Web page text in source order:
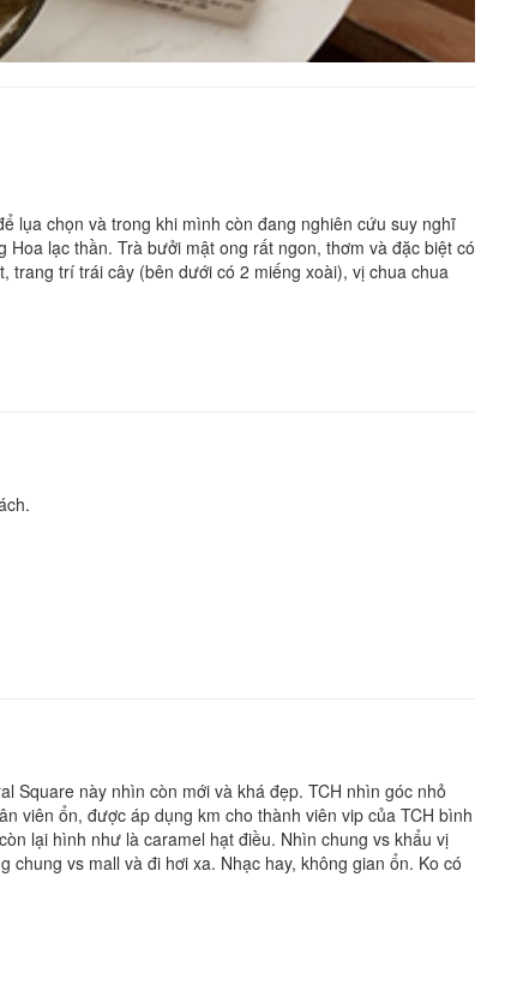
lụa chọn và trong khi mình còn đang nghiên cứu suy nghĩ
lạc thần. Trà bưởi mật ong rất ngon, thơm và đặc biệt có
trí trái cây (bên dưới có 2 miếng xoài), vị chua chua
Square này nhìn còn mới và khá đẹp. TCH nhìn góc nhỏ
viên ổn, được áp dụng km cho thành viên vip của TCH bình
lại hình như là caramel hạt điều. Nhìn chung vs khẩu vị
vs mall và đi hơi xa. Nhạc hay, không gian ổn. Ko có